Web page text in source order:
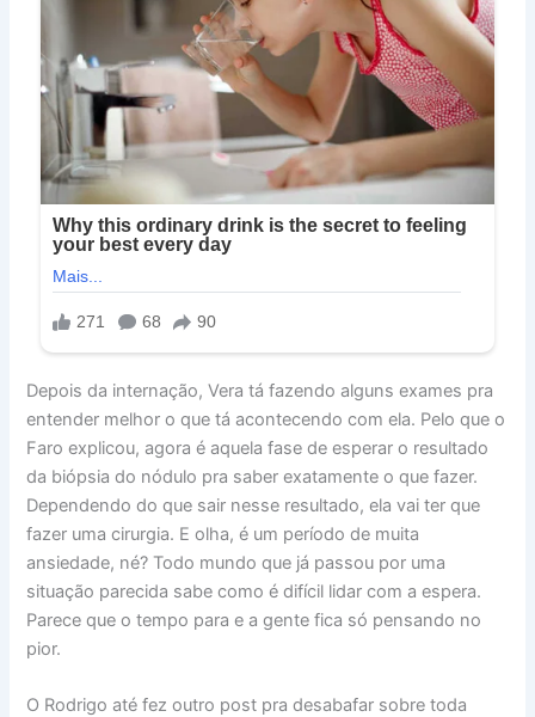
Depois da internação, Vera tá fazendo alguns exames pra
entender melhor o que tá acontecendo com ela. Pelo que o
Faro explicou, agora é aquela fase de esperar o resultado
da biópsia do nódulo pra saber exatamente o que fazer.
Dependendo do que sair nesse resultado, ela vai ter que
fazer uma cirurgia. E olha, é um período de muita
ansiedade, né? Todo mundo que já passou por uma
situação parecida sabe como é difícil lidar com a espera.
Parece que o tempo para e a gente fica só pensando no
pior.
O Rodrigo até fez outro post pra desabafar sobre toda